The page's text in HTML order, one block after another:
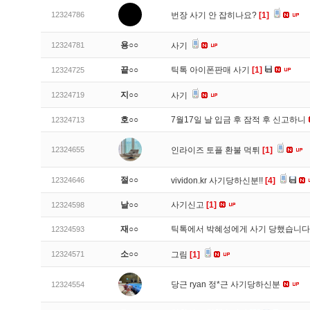
12324786 번장 사기 안 잡히나요? [1]
12324781 용○○ 사기
12324725 끝○○ 틱톡 아이폰판매 사기 [1]
12324719 지○○ 사기
12324713 호○○ 7월17일 날 입금 후 잠적 후 신고하니
12324655 인라이즈 토플 환불 먹튀 [1]
12324646 절○○ vividon.kr 사기당하신분!! [4]
12324598 날○○ 사기신고 [1]
12324593 재○○ 틱톡에서 박혜성에게 사기 당했습니다
12324571 소○○ 그림 [1]
12324554 당근 ryan 정*근 사기당하신분